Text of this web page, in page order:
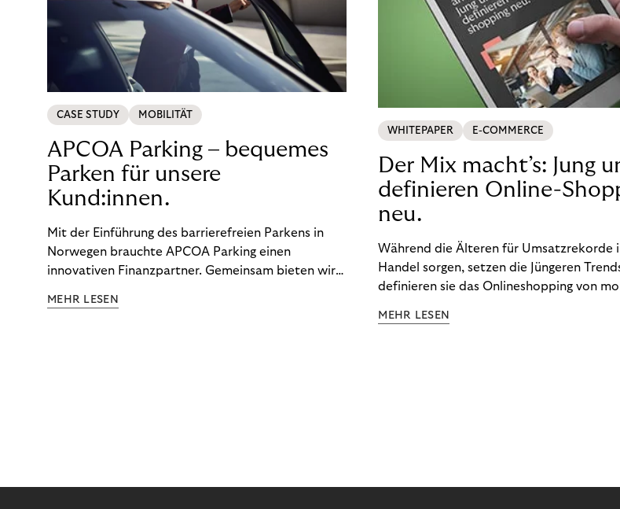
CASE STUDY MOBILITÄT
APCOA Parking – bequemes
Parken für unsere
Kund:innen.
Mit der Einführung des barrierefreien Parkens in
Norwegen brauchte APCOA Parking einen
innovativen Finanzpartner. Gemeinsam bieten wir
Erlebnis.
MEHR LESEN
WHITEPAPER E-COMMERCE
Der Mix macht’s: Jung
definieren Online-
neu.
Während die Älteren für Umsatzrekorde
Handel sorgen, setzen die Jüngeren
definieren sie das Onlineshopping von
gemeinsame Leidenschaft - allerdings
MEHR LESEN